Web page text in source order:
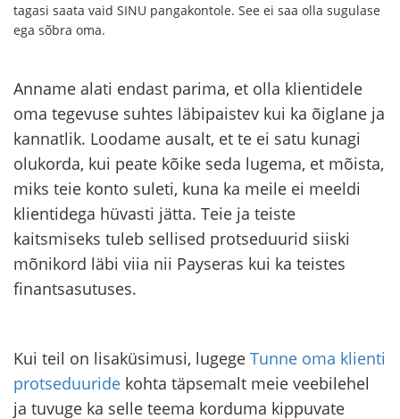
tagasi saata vaid SINU pangakontole. See ei saa olla sugulase
ega sõbra oma.
Anname alati endast parima, et olla klientidele
oma tegevuse suhtes läbipaistev kui ka õiglane ja
kannatlik. Loodame ausalt, et te ei satu kunagi
olukorda, kui peate kõike seda lugema, et mõista,
miks teie konto suleti, kuna ka meile ei meeldi
klientidega hüvasti jätta. Teie ja teiste
kaitsmiseks tuleb sellised protseduurid siiski
mõnikord läbi viia nii Payseras kui ka teistes
finantsasutuses.
Kui teil on lisaküsimusi, lugege Tunne oma klienti
protseduuride kohta täpsemalt meie veebilehel
ja tuvuge ka selle teema korduma kippuvate